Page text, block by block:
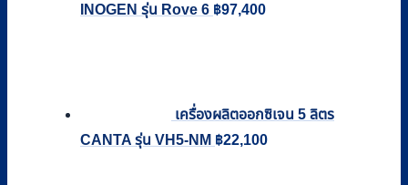
INOGEN รุ่น Rove 6 ฿97,400
เครื่องผลิตออกซิเจน 5 ลิตร
CANTA รุ่น VH5-NM ฿22,100